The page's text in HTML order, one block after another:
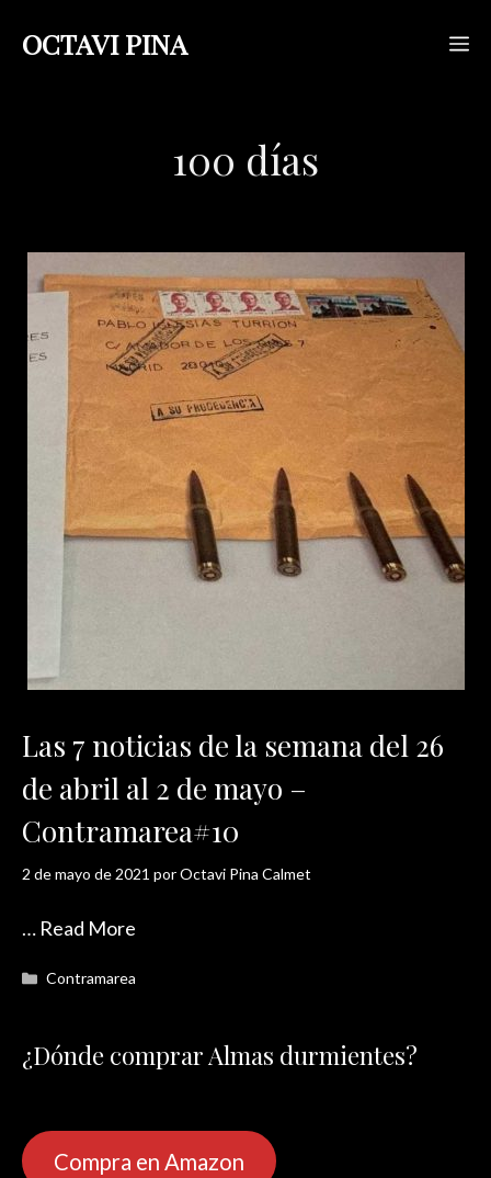
OCTAVI PINA
100 días
Las 7 noticias de la semana del 26
de abril al 2 de mayo –
Contramarea#10
2 de mayo de 2021 porOctavi Pina Calmet
… Read More
Categorías
Contramarea
¿Dónde comprar Almas durmientes?
Compra en Amazon